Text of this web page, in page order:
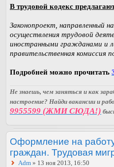
В трудовой кодекс
Законопроект, направленный
осуществления трудовой
иностранными гражданами и
правительственная комиссия
Подробней можно прочитать
Не знаешь, чем заняться и как
настроение? Найди вакансии и
9955599 (ЖМИ СЮДА!)
Оформление на
граждан. Трудовая
Adm » 13 ноя 2013, 16:50